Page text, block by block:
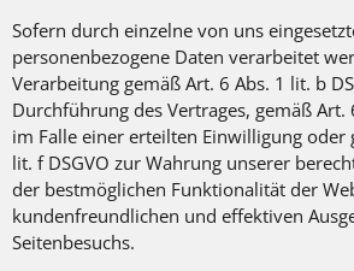
Sofern durch einzelne von uns
personenbezogene Daten verarbeitet
Verarbeitung gemäß Art. 6 Abs. 1 lit. b
Durchführung des Vertrages, gemäß Art.
im Falle einer erteilten Einwilligung oder
lit. f DSGVO zur Wahrung unserer
der bestmöglichen Funktionalität der
kundenfreundlichen und effektiven
Seitenbesuchs.